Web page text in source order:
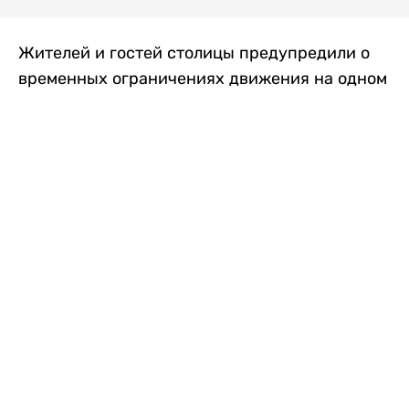
Жителей и гостей столицы предупредили о
временных ограничениях движения на одном